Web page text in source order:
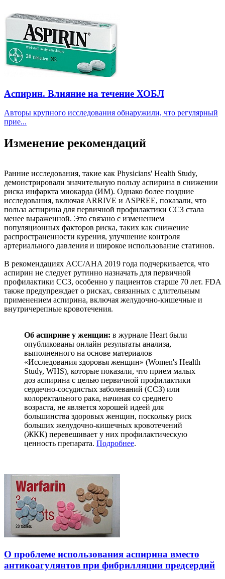
Аспирин. Влияние на течение ХОБЛ
Авторы крупного исследования обнаружили, что регулярный
прие...
Изменение рекомендаций
Ранние исследования, такие как Physicians' Health Study,
демонстрировали значительную пользу аспирина в снижении
риска инфаркта миокарда (ИМ). Однако более поздние
исследования, включая ARRIVE и ASPREE, показали, что
польза аспирина для первичной профилактики ССЗ стала
менее выраженной. Это связано с изменением
популяционных факторов риска, таких как снижение
распространенности курения, улучшение контроля
артериального давления и широкое использование статинов.
В рекомендациях ACC/AHA 2019 года подчеркивается, что
аспирин не следует рутинно назначать для первичной
профилактики ССЗ, особенно у пациентов старше 70 лет. FDA
также предупреждает о рисках, связанных с длительным
применением аспирина, включая желудочно-кишечные и
внутричерепные кровотечения.
Об аспирине у женщин: в журнале Heart были
опубликованы онлайн результаты анализа,
выполненного на основе материалов
«Исследования здоровья женщин» (Women's Health
Study, WHS), которые показали, что прием малых
доз аспирина с целью первичной профилактики
сердечно-сосудистых заболеваний (ССЗ) или
колоректального рака, начиная со среднего
возраста, не является хорошей идеей для
большинства здоровых женщин, поскольку риск
больших желудочно-кишечных кровотечений
(ЖКК) перевешивает у них профилактическую
ценность препарата. Подробнее.
О проблеме использования аспирина вместо
антикоагулянтов при фибрилляции предсердий